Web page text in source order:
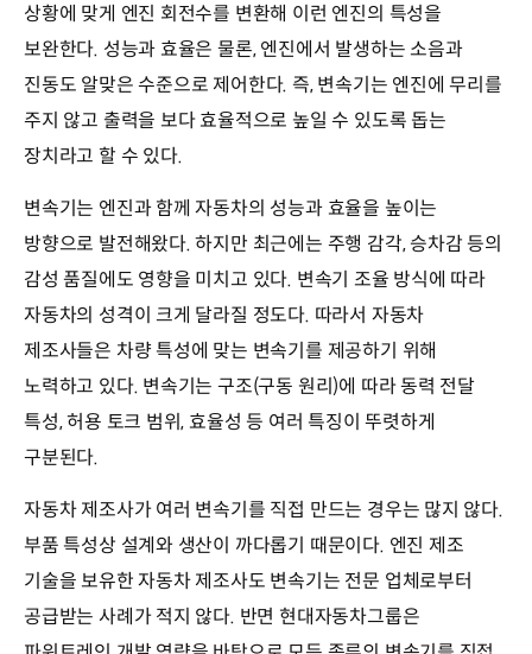
상황에 맞게 엔진 회전수를 변환해 이런 엔진의 특성을
보완한다. 성능과 효율은 물론, 엔진에서 발생하는 소음과
진동도 알맞은 수준으로 제어한다. 즉, 변속기는 엔진에 무리를
주지 않고 출력을 보다 효율적으로 높일 수 있도록 돕는
장치라고 할 수 있다.
변속기는 엔진과 함께 자동차의 성능과 효율을 높이는
방향으로 발전해왔다. 하지만 최근에는 주행 감각, 승차감 등의
감성 품질에도 영향을 미치고 있다. 변속기 조율 방식에 따라
자동차의 성격이 크게 달라질 정도다. 따라서 자동차
제조사들은 차량 특성에 맞는 변속기를 제공하기 위해
노력하고 있다. 변속기는 구조(구동 원리)에 따라 동력 전달
특성, 허용 토크 범위, 효율성 등 여러 특징이 뚜렷하게
구분된다.
자동차 제조사가 여러 변속기를 직접 만드는 경우는 많지 않다.
부품 특성상 설계와 생산이 까다롭기 때문이다. 엔진 제조
기술을 보유한 자동차 제조사도 변속기는 전문 업체로부터
공급받는 사례가 적지 않다. 반면 현대자동차그룹은